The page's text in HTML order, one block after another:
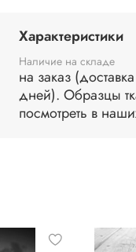
Характеристики
Наличие на складе
на заказ
дней). Образцы
посмотреть в